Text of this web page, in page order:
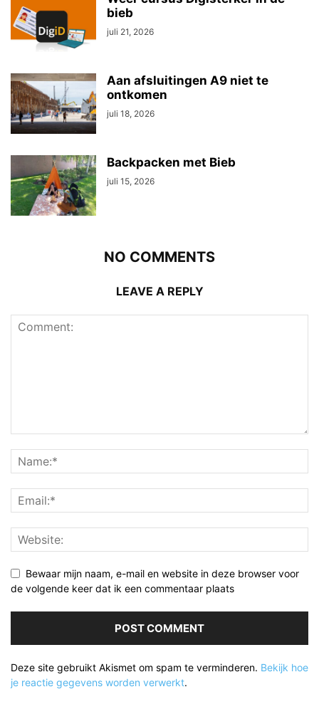
bieb
juli 21, 2026
Aan afsluitingen A9 niet te
ontkomen
juli 18, 2026
Backpacken met Bieb
juli 15, 2026
NO COMMENTS
LEAVE A REPLY
Bewaar mijn naam, e-mail en website in deze browser voor
de volgende keer dat ik een commentaar plaats
Deze site gebruikt Akismet om spam te verminderen. Bekijk hoe
je reactie gegevens worden verwerkt.